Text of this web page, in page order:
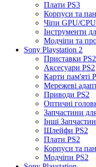
Плати PS3
Корпуси та
Чіпи GPU/
Інструменти
Модчіпи та
Sony Playstation 2
Приставки PS2
Аксесуари PS2
Карти пам'яті
Мережеві
Приводи PS2
Оптичні
Запчастини
Інші
Шлейфи PS2
Плати PS2
Корпуси та
Модчіпи PS2